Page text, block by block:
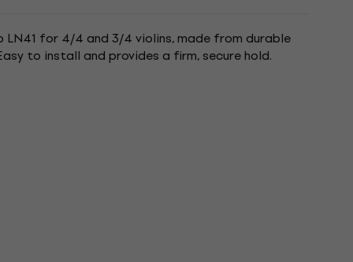
LN41 for 4/4 and 3/4 violins, made from durable
to install and provides a firm, secure hold.